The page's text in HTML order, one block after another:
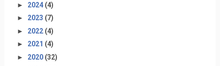
► 2024 (4)
► 2023 (7)
► 2022 (4)
► 2021 (4)
► 2020 (32)